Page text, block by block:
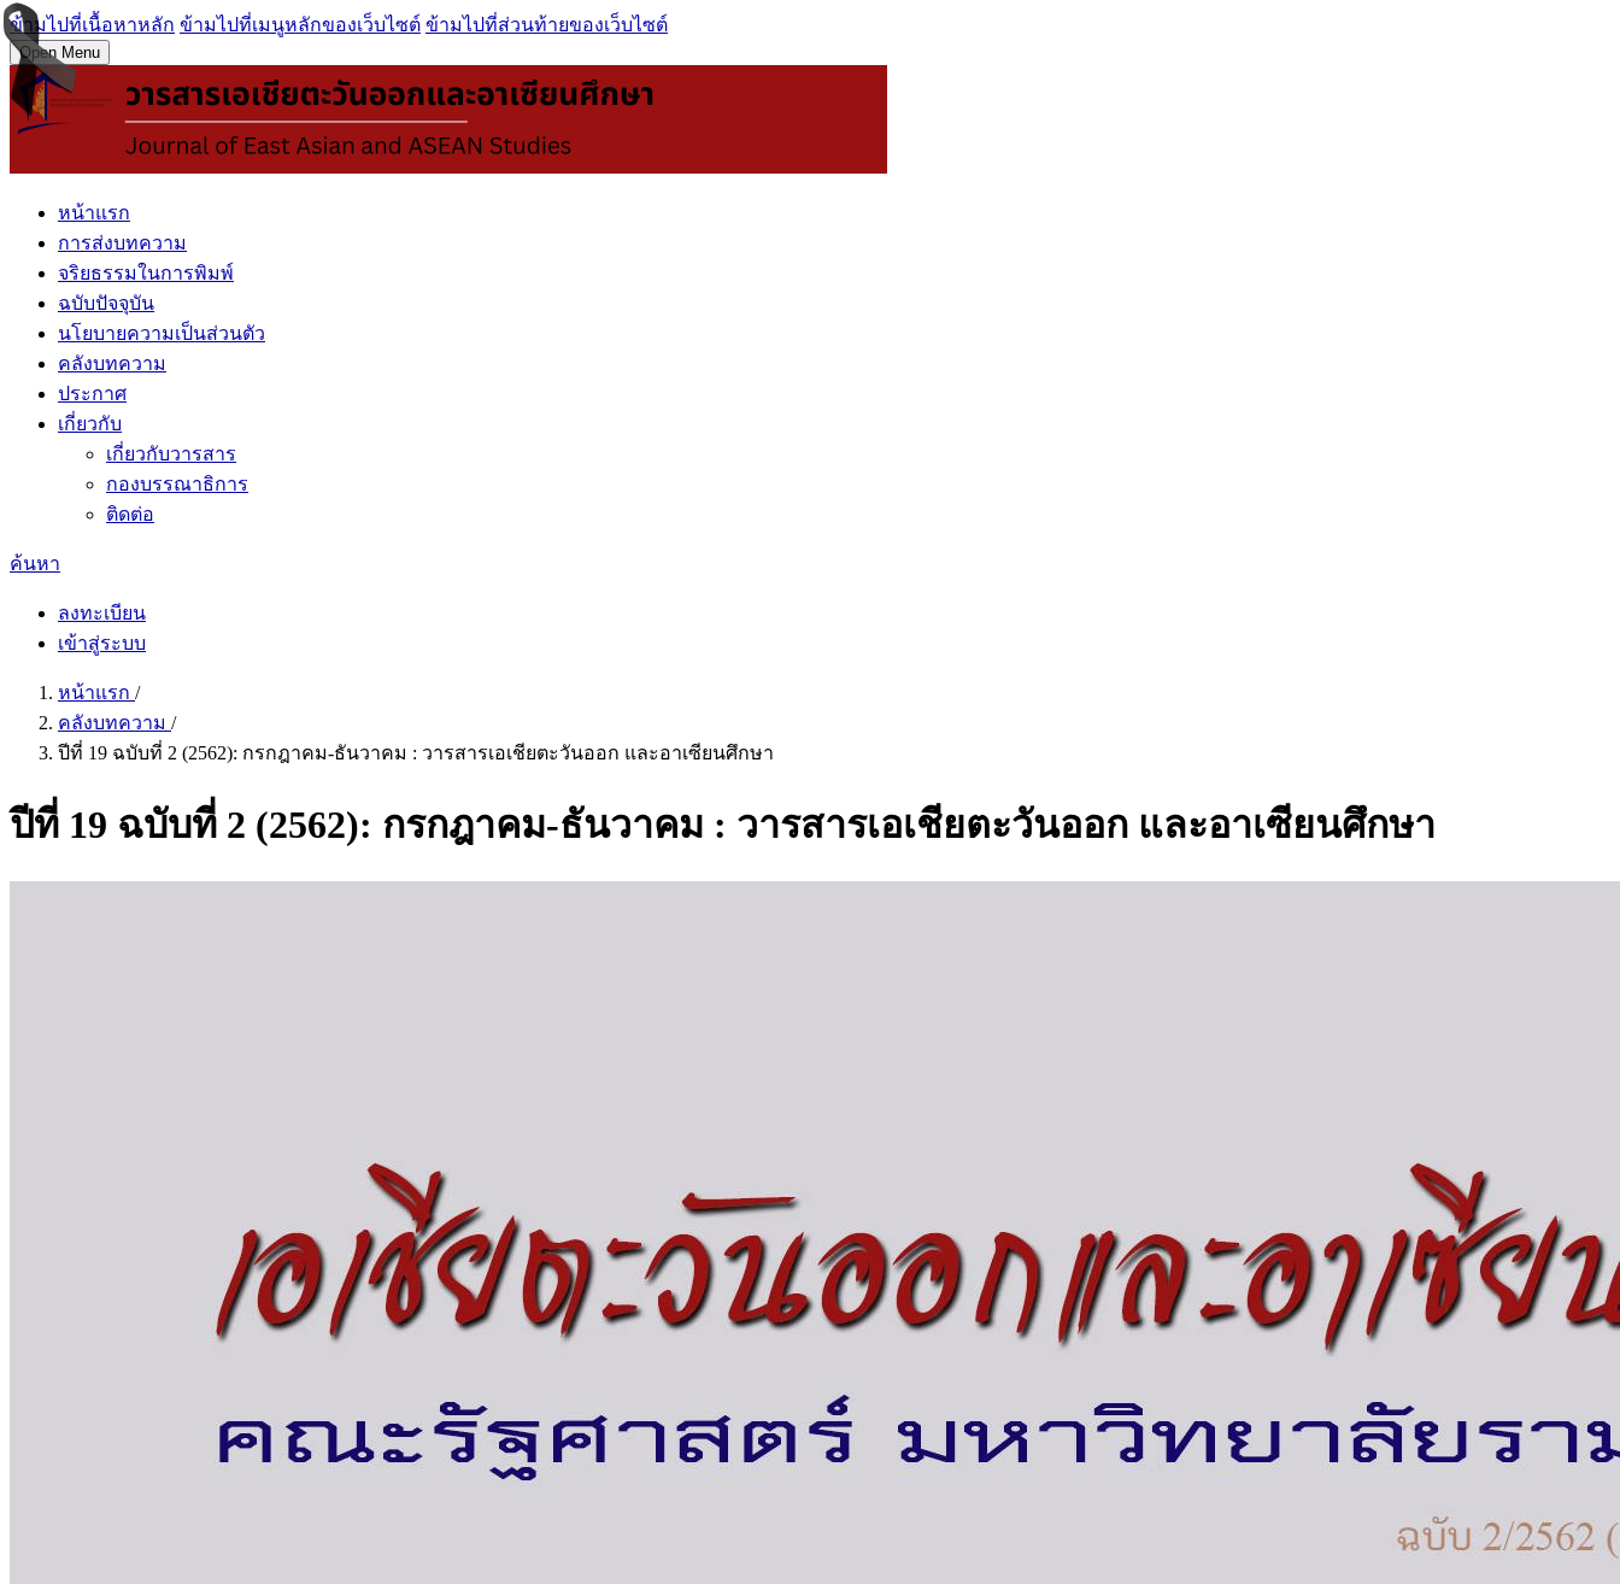
ข้ามไปที่เนื้อหาหลัก ข้ามไปที่เมนูหลักของเว็บไซต์ ข้ามไปที่ส่วนท้ายของเว็บไซต์
Open Menu
หน้าแรก
การส่งบทความ
จริยธรรมในการพิมพ์
ฉบับปัจจุบัน
นโยบายความเป็นส่วนตัว
คลังบทความ
ประกาศ
เกี่ยวกับ
เกี่ยวกับวารสาร
กองบรรณาธิการ
ติดต่อ
ค้นหา
ลงทะเบียน
เข้าสู่ระบบ
หน้าแรก /
คลังบทความ /
ปีที่ 19 ฉบับที่ 2 (2562): กรกฎาคม-ธันวาคม : วารสารเอเชียตะวันออก และอาเซียนศึกษา
ปีที่ 19 ฉบับที่ 2 (2562): กรกฎาคม-ธันวาคม : วารสารเอเชียตะวันออก และอาเซียนศึกษา